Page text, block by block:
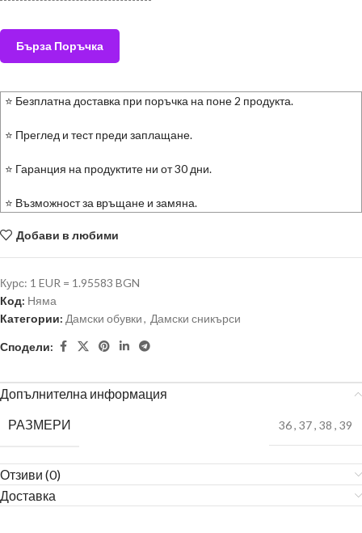
Бърза Поръчка
⭐ Безплатна доставка при поръчка на поне 2 продукта.
⭐ Преглед и тест преди заплащане.
⭐ Гаранция на продуктите ни от 30 дни.
⭐ Възможност за връщане и замяна.
Добави в любими
Курс: 1 EUR = 1.95583 BGN
Код: Няма
Категории: Дамски обувки, Дамски сникърси
Сподели:
Допълнителна информация
РАЗМЕРИ
36, 37, 38 , 39
Отзиви (0)
Доставка